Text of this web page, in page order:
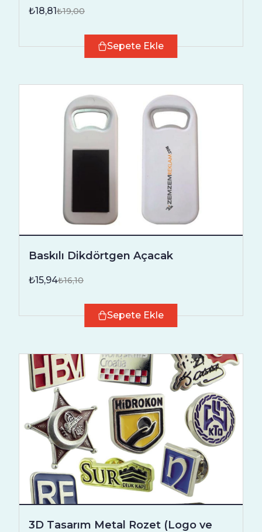
₺18,81₺19,00
Sepete Ekle
Baskılı Dikdörtgen Açacak
₺15,94₺16,10
Sepete Ekle
3D Tasarım Metal Rozet (Logo ve